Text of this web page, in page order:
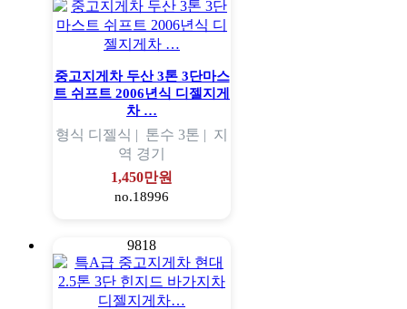
중고지게차 두산 3톤 3단마스
트 쉬프트 2006년식 디젤지게
차 …
형식 디젤식 | 톤수 3톤 | 지
역 경기
1,450만원
no.18996
9818